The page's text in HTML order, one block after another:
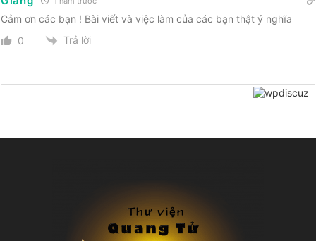
Cảm ơn các bạn ! Bài viết và việc làm của các bạn thật ý nghĩa
0
Trả lời